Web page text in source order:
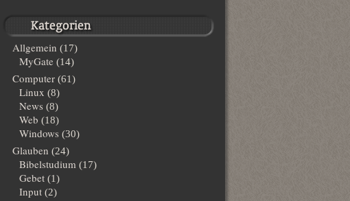
Allgemein (17)
MyGate (14)
Computer (61)
Linux (8)
News (8)
Web (18)
Windows (30)
Glauben (24)
Bibelstudium (17)
Gebet (1)
Input (2)